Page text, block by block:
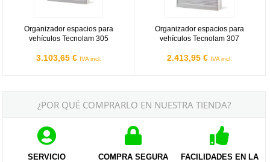
Organizador espacios para
vehículos Tecnolam 305
3.103,65 € IVA incl.
Organizador espacios para
vehículos Tecnolam 307
2.413,95 € IVA incl.
¿POR QUÉ COMPRARLO EN NUESTRA TIENDA?
SERVICIO
COMPRA SEGURA
FACILIDADES EN LA